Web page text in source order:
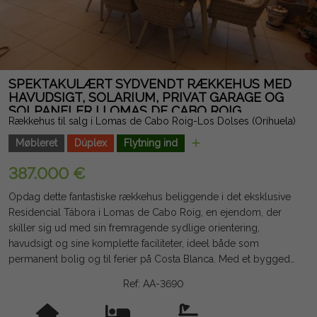
SPEKTAKULÆRT SYDVENDT RÆKKEHUS MED
HAVUDSIGT, SOLARIUM, PRIVAT GARAGE OG
SOLPANELER I LOMAS DE CABO ROIG
Rækkehus til salg i Lomas de Cabo Roig-Los Dolses (Orihuela)
Møbleret
Dúplex Flytning ind
387.000 €
Opdag dette fantastiske rækkehus beliggende i det eksklusive
Residencial Tábora i Lomas de Cabo Roig, en ejendom, der
skiller sig ud med sin fremragende sydlige orientering,
havudsigt og sine komplette faciliteter, ideel både som
permanent bolig og til ferier på Costa Blanca. Med et byggede
funktionel planløsning. Den har tre store soveværelser, hvoraf
det ene ligger i stueetagen, og to komplette badeværelser
Ref: AA-3690